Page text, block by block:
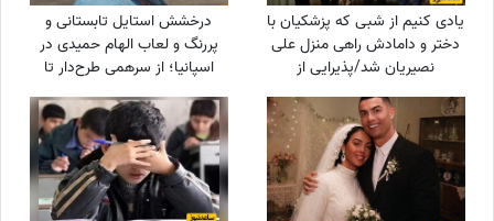
یادی کنیم از شبی که پزشکیان با
دختر و دامادش راهی منزل علی
نصیریان شد/پذیرایی از
رئیس‌جمهور با هندوانه و زولبیا
بامیه همراه با آوازخوانی آقای
بازیگر برای دکتر پزشکیان+ویدیو
درخشش استایل تابستانی و
پررنگ و لعاب الهام حمیدی در
اسپانیا؛ از سرهمی طرح‌دار تا
کیف لویی ویتون که با دیدنش
چشماتون اکلیلی میشه +عکس